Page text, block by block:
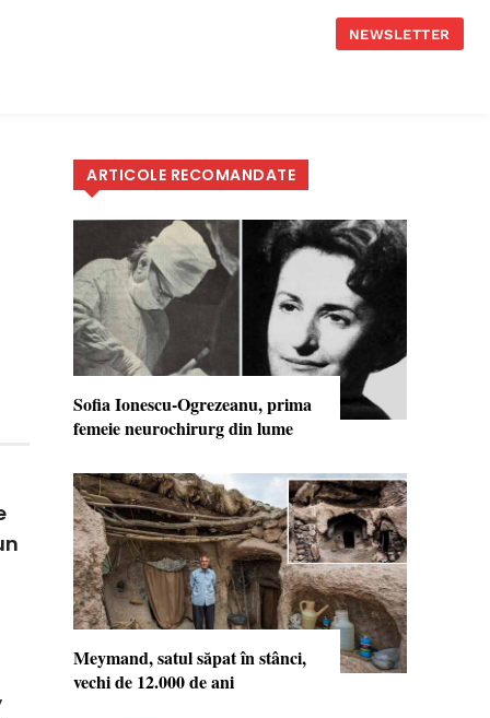
NEWSLETTER
ARTICOLE RECOMANDATE
Sofia Ionescu-Ogrezeanu, prima
femeie neurochirurg din lume
Meymand, satul săpat în stânci,
vechi de 12.000 de ani